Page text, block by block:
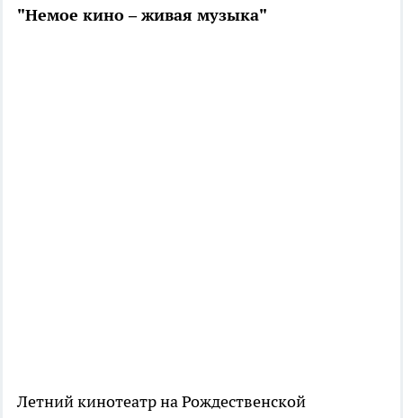
"Немое кино – живая музыка"
Летний кинотеатр на Рождественской